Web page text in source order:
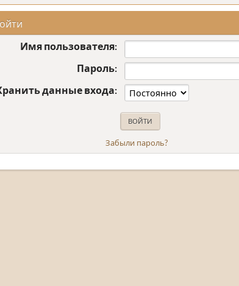
Имя пользователя:
Пароль:
данные входа:
Забыли пароль?